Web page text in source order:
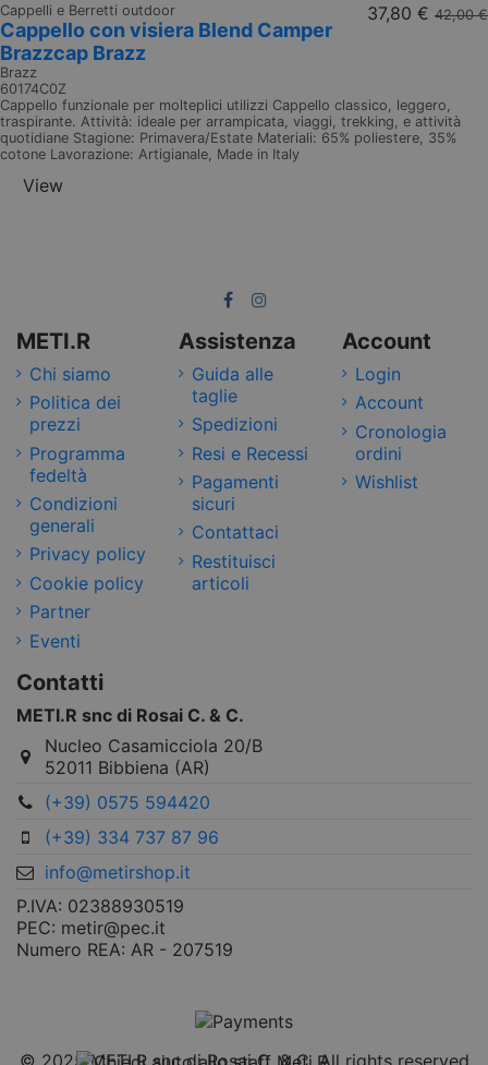
Cappelli e Berretti outdoor
Cappello con visiera Blend Camper
Brazzcap Brazz
Brazz
60174C0Z
37,80 € 42,00 €
Cappello funzionale per molteplici utilizzi Cappello classico, leggero,
traspirante. Attività: ideale per arrampicata, viaggi, trekking, e attività
quotidiane Stagione: Primavera/Estate Materiali: 65% poliestere, 35%
cotone Lavorazione: Artigianale, Made in Italy
View
METI.R
Chi siamo
Politica dei
prezzi
Programma
fedeltà
Condizioni
generali
Privacy policy
Cookie policy
Partner
Eventi
Assistenza
Guida alle
taglie
Spedizioni
Resi e Recessi
Pagamenti
sicuri
Contattaci
Restituisci
articoli
Account
Login
Account
Cronologia
ordini
Wishlist
Contatti
METI.R snc di Rosai C. & C.
Nucleo Casamicciola 20/B
52011 Bibbiena (AR)
(+39) 0575 594420
(+39) 334 737 87 96
info@metirshop.it
P.IVA: 02388930519
PEC: metir@pec.it
Numero REA: AR - 207519